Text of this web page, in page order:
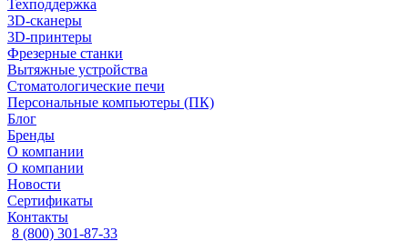
Техподдержка
3D-сканеры
3D-принтеры
Фрезерные станки
Вытяжные устройства
Стоматологические печи
Персональные компьютеры (ПК)
Блог
Бренды
О компании
О компании
Новости
Сертификаты
Контакты
8 (800) 301-87-33